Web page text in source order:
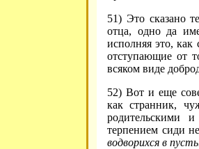
51) Это сказано
отца, одно да
исполняя это, как
отступающие от
всяком виде
52) Вот и еще
как странник,
родительскими
терпением сиди
водворихся в